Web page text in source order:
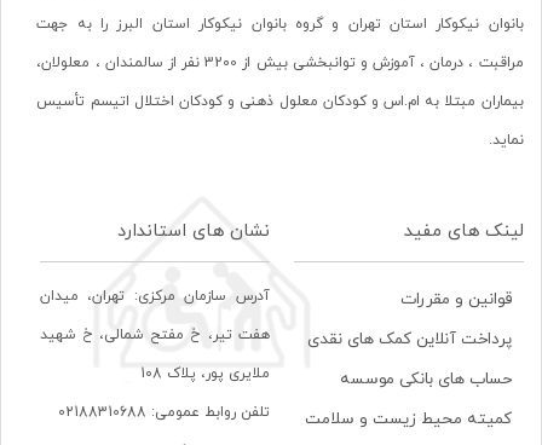
بانوان نیکوکار استان تهران و گروه بانوان نیکوکار استان البرز را به جهت
مراقبت ، درمان ، آموزش و توانبخشی بیش از 3200 نفر از سالمندان ، معلولان،
بیماران مبتلا به ام.اس و کودکان معلول ذهنی و کودکان اختلال اتیسم تأسیس
نماید.
لینک های مفید
قوانین و مقررات
پرداخت آنلاین کمک های نقدی
حساب های بانکی موسسه
کمیته محیط زیست و سلامت
نشان های استاندارد
آدرس سازمان مرکزی: تهران، ميدان
هفت تير، خ مفتح شمالی، خ شهيد
ملايری پور، پلاک 108
تلفن روابط عمومی: 02188310688